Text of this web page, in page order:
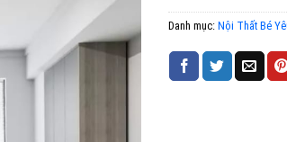
Danh mục: Nội Thất Bé